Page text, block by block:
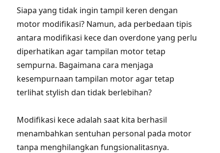
Siapa yang tidak ingin tampil keren dengan
motor modifikasi? Namun, ada perbedaan tipis
antara modifikasi kece dan overdone yang perlu
diperhatikan agar tampilan motor tetap
sempurna. Bagaimana cara menjaga
kesempurnaan tampilan motor agar tetap
terlihat stylish dan tidak berlebihan?
Modifikasi kece adalah saat kita berhasil
menambahkan sentuhan personal pada motor
tanpa menghilangkan fungsionalitasnya.